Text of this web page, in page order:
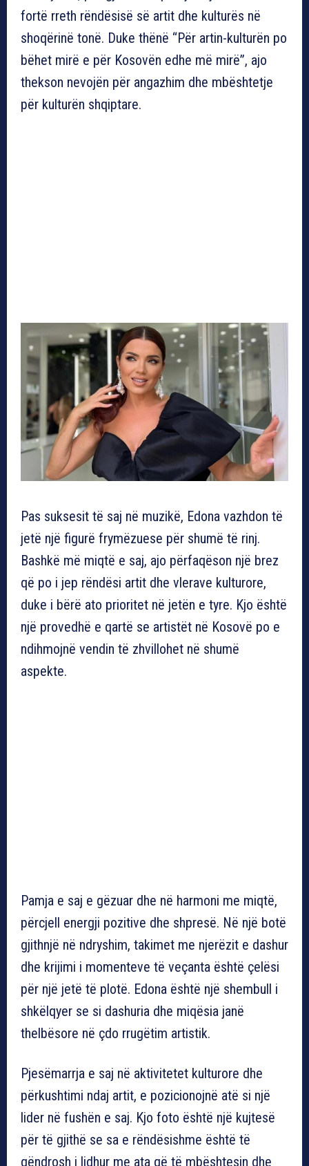
fortë rreth rëndësisë së artit dhe kulturës në
shoqërinë tonë. Duke thënë “Për artin-kulturën po
bëhet mirë e për Kosovën edhe më mirë”, ajo
thekson nevojën për angazhim dhe mbështetje
për kulturën shqiptare.
Pas suksesit të saj në muzikë, Edona vazhdon të
jetë një figurë frymëzuese për shumë të rinj.
Bashkë më miqtë e saj, ajo përfaqëson një brez
që po i jep rëndësi artit dhe vlerave kulturore,
duke i bërë ato prioritet në jetën e tyre. Kjo është
një provedhë e qartë se artistët në Kosovë po e
ndihmojnë vendin të zhvillohet në shumë
aspekte.
Pamja e saj e gëzuar dhe në harmoni me miqtë,
përcjell energji pozitive dhe shpresë. Në një botë
gjithnjë në ndryshim, takimet me njerëzit e dashur
dhe krijimi i momenteve të veçanta është çelësi
për një jetë të plotë. Edona është një shembull i
shkëlqyer se si dashuria dhe miqësia janë
thelbësore në çdo rrugëtim artistik.
Pjesëmarrja e saj në aktivitetet kulturore dhe
përkushtimi ndaj artit, e pozicionojnë atë si një
lider në fushën e saj. Kjo foto është një kujtesë
për të gjithë se sa e rëndësishme është të
qëndrosh i lidhur me ata që të mbështesin dhe